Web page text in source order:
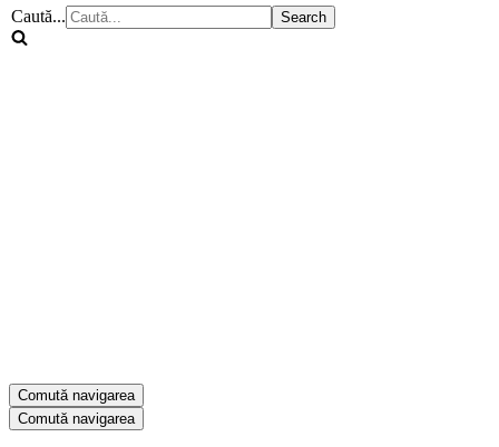
Caută...
Comută navigarea
Comută navigarea